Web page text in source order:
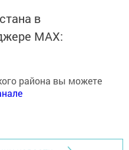
в
MАХ:
новости